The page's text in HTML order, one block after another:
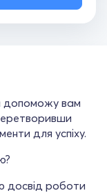
допоможу вам
для успіху.
досвід роботи